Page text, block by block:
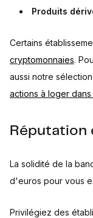
Produits
Certains
cryptomonnaies.
aussi notre
actions à loger dans
Réputation
La solidité de la
d'euros pour vous
Privilégiez des